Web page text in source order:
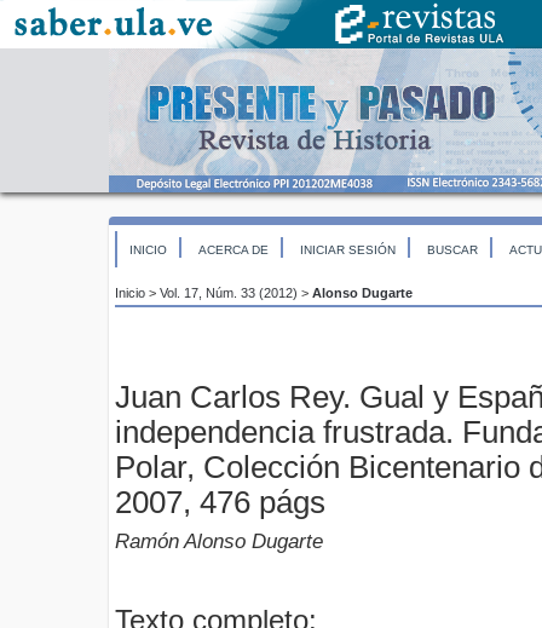
INICIO ACERCA DE INICIAR SESIÓN BUSCAR
Inicio > Vol. 17, Núm. 33 (2012) > Alonso Dugarte
Juan Carlos Rey. Gual y
independencia frustrada.
Polar, Colección Bicentenario
2007, 476 págs
Ramón Alonso Dugarte
Texto completo: